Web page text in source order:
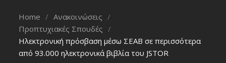
Home
Ανακοινώσεις
Προπτυχιακές Σπουδές
Ηλεκτρονική πρόσβαση μέσω ΣΕΑΒ σε περισσότερα
από 93.000 ηλεκτρονικά βιβλία του JSTOR